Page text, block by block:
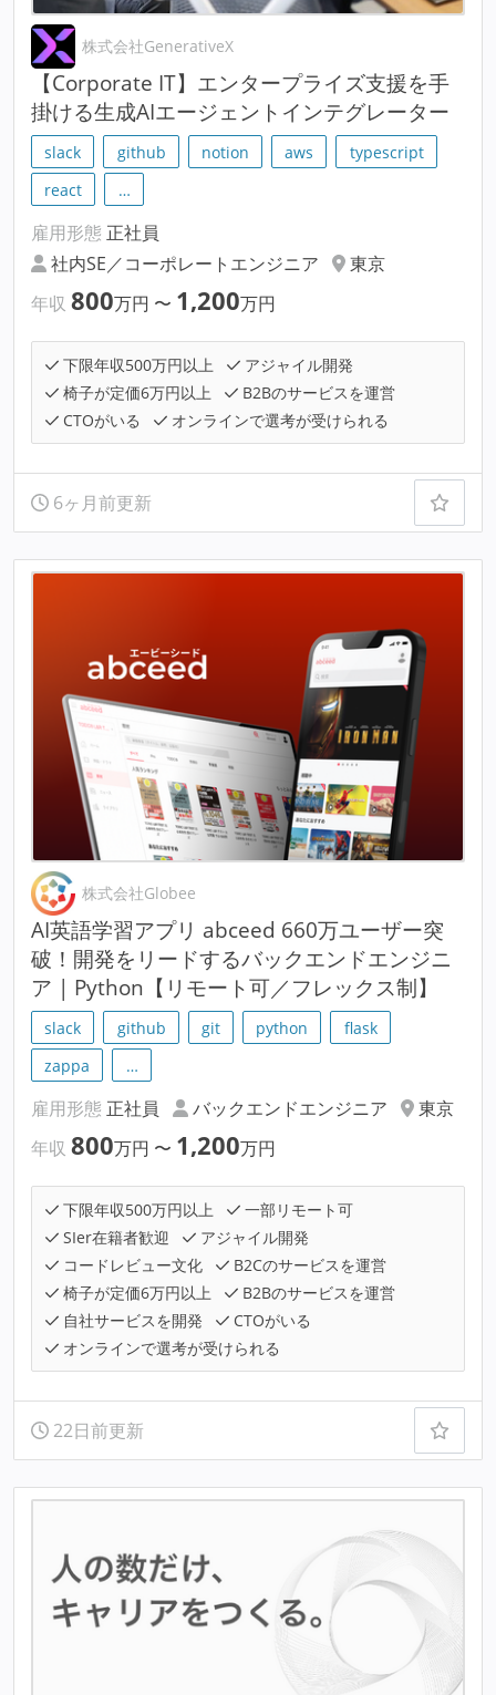
株式会社GenerativeX
【Corporate IT】エンタープライズ支援を手
掛ける生成AIエージェントインテグレーター
slack github notion aws
typescript
react
…
雇用形態 正社員
社内SE／コーポレートエンジニア
東京
年収 800万円 〜 1,200万円
下限年収500万円以上
アジャイル開発
椅子が定価6万円以上
B2Bのサービスを運営
CTOがいる
オンラインで選考が受けられる
6ヶ月前更新
株式会社Globee
AI英語学習アプリ abceed 660万ユーザー突
破！開発をリードするバックエンドエンジニ
ア | Python【リモート可／フレックス制】
slack github git python
flask
zappa
…
雇用形態 正社員 バックエンドエンジニア
東京
年収 800万円 〜 1,200万円
下限年収500万円以上
一部リモート可
SIer在籍者歓迎
アジャイル開発
コードレビュー文化
B2Cのサービスを運営
椅子が定価6万円以上
B2Bのサービスを運営
自社サービスを開発
CTOがいる
オンラインで選考が受けられる
22日前更新